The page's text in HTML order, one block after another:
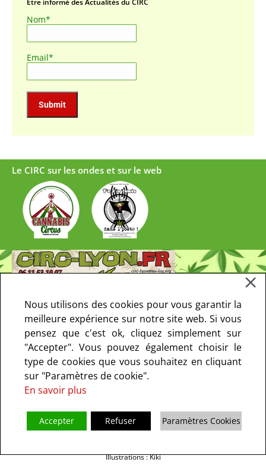
Être informé des Actualités du CIRC
Nom*
Email*
Le CIRC sur les ondes et sur le web
Illustrations : Kiki
Nous utilisons des cookies pour vous garantir la
meilleure expérience sur notre site web. Si vous
pensez que c'est ok, cliquez simplement sur
"Accepter". Vous pouvez également choisir le
type de cookies que vous souhaitez en cliquant
sur "Paramètres de cookie".
En savoir plus
Accepter Refuser Paramètres Cookies